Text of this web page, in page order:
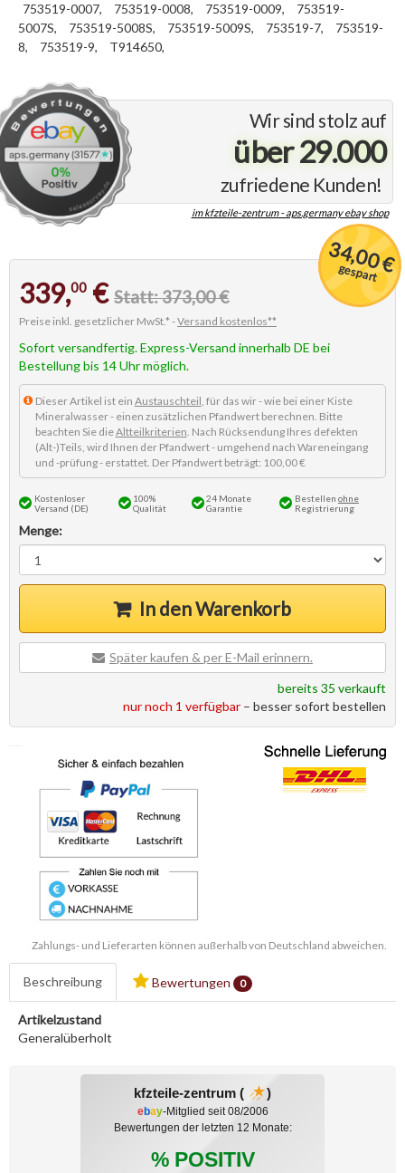
Wir sind stolz auf
über 29.000
zufriedene Kunden!
im kfzteile-zentrum - aps.germany ebay shop
753519-0007,
753519-0008, 753519-0009,
753519-
5007S,
753519-5008S, 753519-5009S, 753519-7,
753519-
8,
753519-9, T914650,
34,00 €
gespart
339,00 € Statt: 373,00 €
Preise inkl. gesetzlicher MwSt.* -Versand kostenlos**
Sofort versandfertig. Express-Versand innerhalb DE bei
Bestellung bis 14 Uhr möglich.
Dieser Artikel ist ein Austauschteil , für das wir - wie bei einer Kiste
Mineralwasser - einen zusätzlichen Pfandwert berechnen. Bitte
beachten Sie dieAltteilkriterien . Nach Rücksendung Ihres defekten
(Alt-)Teils, wird Ihnen der Pfandwert - umgehend nach Wareneingang
und -prüfung - erstattet. Der Pfandwert beträgt: 100,00 €
Kostenloser
Versand (DE)
100%
Qualität
24 Monate
Garantie
Bestellen ohne
Registrierung
Menge:
In den Warenkorb
Später kaufen & per E-Mail erinnern.
bereits 35 verkauft
nur noch 1 verfügbar – besser sofort bestellen
Zahlungs- und Lieferarten können außerhalb von Deutschland abweichen.
Beschreibung Bewertungen 0
Artikelzustand
Generalüberholt
kfzteile-zentrum ( )
ebay-Mitglied seit 08/2006
Bewertungen der letzten 12 Monate:
% POSITIV